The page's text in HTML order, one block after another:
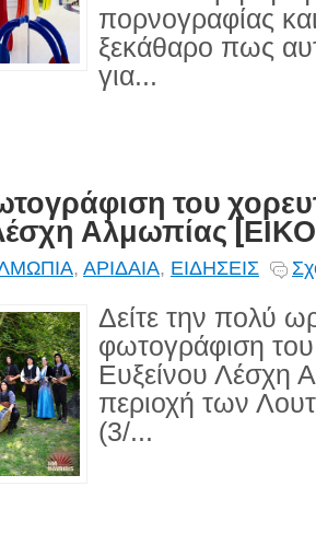
πορνογραφίας
ξεκάθαρο πως
για...
του
Αλμωπίας
, ΑΡΙΔΑΙΑ, ΕΙΔΗΣΕΙΣ
Δείτε την πολύ
φωτογράφιση του
Ευξείνου Λέσχη
περιοχή των
(3/...